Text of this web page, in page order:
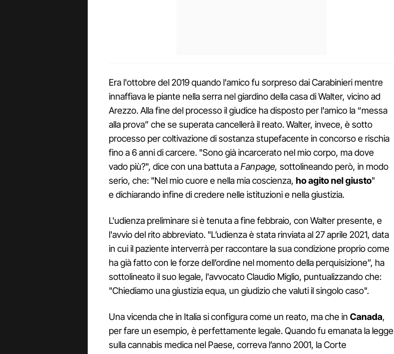
Era l'ottobre del 2019 quando l'amico fu sorpreso dai Carabinieri mentre
innaffiava le piante nella serra nel giardino della casa di Walter, vicino ad
Arezzo. Alla fine del processo il giudice ha disposto per l'amico la “messa
alla prova” che se superata cancellerà il reato. Walter, invece, è sotto
processo per coltivazione di sostanza stupefacente in concorso e rischia
fino a 6 anni di carcere. "Sono già incarcerato nel mio corpo, ma dove
vado più?", dice con una battuta aFanpage, sottolineando però, in modo
serio, che: "Nel mio cuore e nella mia coscienza, ho agito nel giusto"
e dichiarando infine di credere nelle istituzioni e nella giustizia.
L'udienza preliminare si è tenuta a fine febbraio, con Walter presente, e
l'avvio del rito abbreviato. "L’udienza è stata rinviata al 27 aprile 2021, data
in cui il paziente interverrà per raccontare la sua condizione proprio come
ha già fatto con le forze dell’ordine nel momento della perquisizione”, ha
sottolineato il suo legale, l'avvocato Claudio Miglio, puntualizzando che:
"Chiediamo una giustizia equa, un giudizio che valuti il singolo caso".
Una vicenda che in Italia si configura come un reato, ma che in Canada,
per fare un esempio, è perfettamente legale. Quando fu emanata la legge
sulla cannabis medica nel Paese, correva l’anno 2001, la Corte